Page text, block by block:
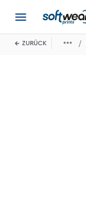
ZURÜCK